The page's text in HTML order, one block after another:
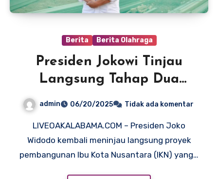
Berita Berita Olahraga
Presiden Jokowi Tinjau
Langsung Tahap Dua
Fokuskan Infrastruktur
Strategis
admin 06/20/2025 Tidak ada komentar
LIVEOAKALABAMA.COM – Presiden Joko
Widodo kembali meninjau langsung proyek
pembangunan Ibu Kota Nusantara (IKN) yang…